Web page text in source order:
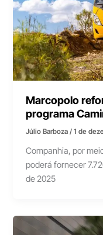
Marcopolo
programa
Júlio Barboza/1 de
Companhia, por
poderá fornecer
de 2025